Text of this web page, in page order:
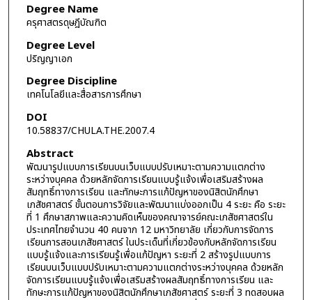
Degree Name
ครุศาสตรดุษฎีบัณฑิต
Degree Level
ปริญญาเอก
Degree Discipline
เทคโนโลยีและสื่อสารการศึกษา
DOI
10.58837/CHULA.THE.2007.4
Abstract
พัฒนารูปแบบการเรียนบนเว็บแบบปรับเหมาะตามความแตกต่าง
ระหว่างบุคคล ด้วยหลักจัดการเรียนแบบรู้แจ้งเพื่อเสริมสร้างผล
สัมฤทธิ์ทางการเรียน และทักษะการแก้ปัญหาของนิสิตนักศึกษา
เภสัชศาสตร์ ขั้นตอนการวิจัยและพัฒนาแบ่งออกเป็น 4 ระยะ คือ ระยะ
ที่ 1 ศึกษาสภาพและความคิดเห็นของคณาจารย์คณะเภสัชศาสตร์ใน
ประเทศไทยจำนวน 40 คนจาก 12 มหาวิทยาลัย เกี่ยวกับการจัดการ
เรียนการสอนเภสัชศาสตร์ ในประเด็นที่เกี่ยวข้องกับหลักจัดการเรียน
แบบรู้แจ้งและการเรียนรู้เพื่อแก้ปัญหา ระยะที่ 2 สร้างรูปแบบการ
เรียนบนเว็บแบบปรับเหมาะตามความแตกต่างระหว่างบุคคล ด้วยหลัก
จัดการเรียนแบบรู้แจ้งเพื่อเสริมสร้างผลสัมฤทธิ์ทางการเรียน และ
ทักษะการแก้ปัญหาของนิสิตนักศึกษาเภสัชศาสตร์ ระยะที่ 3 ทดสอบผล